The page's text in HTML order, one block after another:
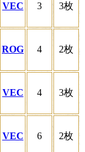
VEC 3 3枚
ROG 4 2枚
VEC 4 3枚
VEC 6 2枚